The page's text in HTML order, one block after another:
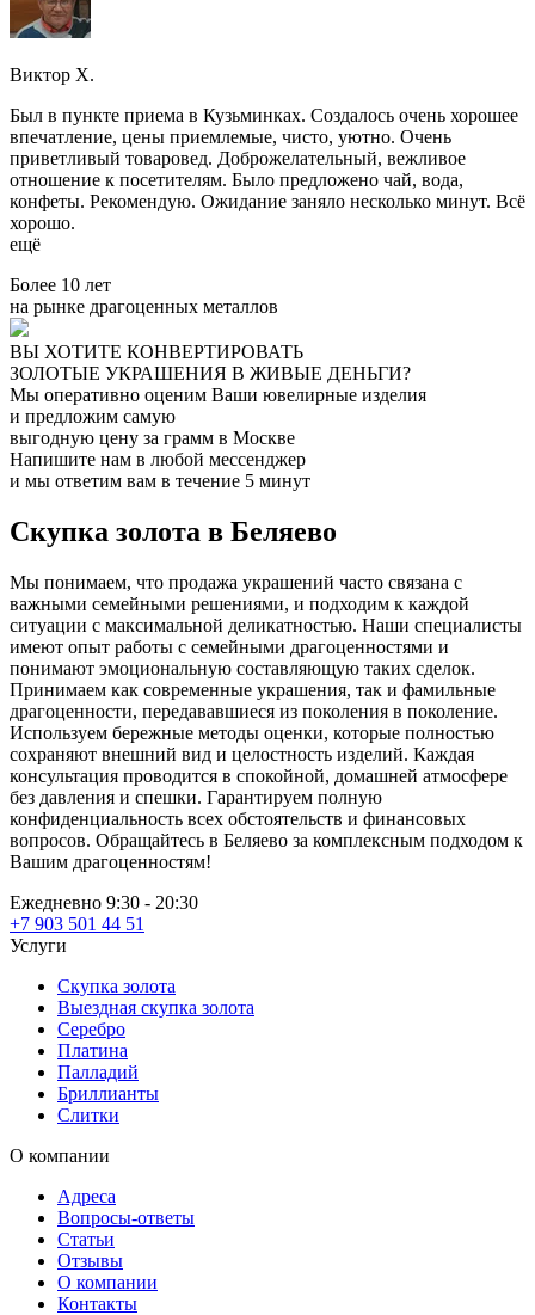
Виктор Х.
Был в пункте приема в Кузьминках. Создалось очень хорошее
впечатление, цены приемлемые, чисто, уютно. Очень
приветливый товаровед. Доброжелательный, вежливое
отношение к посетителям. Было предложено чай, вода,
конфеты. Рекомендую. Ожидание заняло несколько минут. Всё
хорошо.
ещё
Более 10 лет
на рынке драгоценных металлов
ВЫ ХОТИТЕ КОНВЕРТИРОВАТЬ
ЗОЛОТЫЕ УКРАШЕНИЯ В ЖИВЫЕ ДЕНЬГИ?
Мы оперативно оценим Ваши ювелирные изделия
и предложим самую
выгодную цену за грамм в Москве
Напишите нам в любой мессенджер
и мы ответим вам в течение 5 минут
Скупка золота в Беляево
Мы понимаем, что продажа украшений часто связана с
важными семейными решениями, и подходим к каждой
ситуации с максимальной деликатностью. Наши специалисты
имеют опыт работы с семейными драгоценностями и
понимают эмоциональную составляющую таких сделок.
Принимаем как современные украшения, так и фамильные
драгоценности, передававшиеся из поколения в поколение.
Используем бережные методы оценки, которые полностью
сохраняют внешний вид и целостность изделий. Каждая
консультация проводится в спокойной, домашней атмосфере
без давления и спешки. Гарантируем полную
конфиденциальность всех обстоятельств и финансовых
вопросов. Обращайтесь в Беляево за комплексным подходом к
Вашим драгоценностям!
Ежедневно 9:30 - 20:30
+7 903 501 44 51
Услуги
Скупка золота
Выездная скупка золота
Серебро
Платина
Палладий
Бриллианты
Слитки
О компании
Адреса
Вопросы-ответы
Статьи
Отзывы
О компании
Контакты